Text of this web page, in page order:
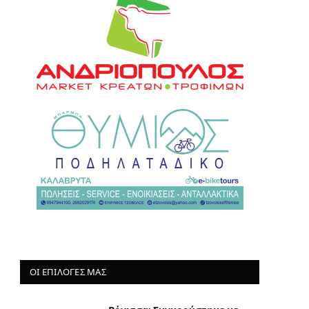
ΟΙ ΕΠΙΛΟΓΈΣ ΜΑΣ